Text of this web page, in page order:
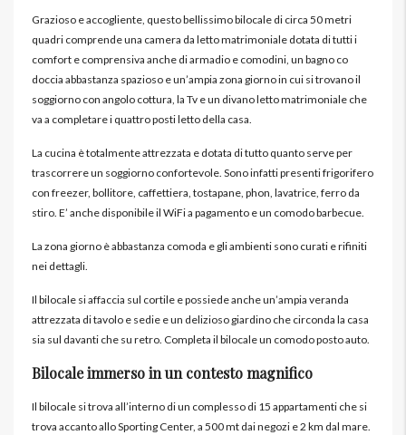
Grazioso e accogliente, questo bellissimo bilocale di circa 50 metri
quadri comprende una camera da letto matrimoniale dotata di tutti i
comfort e comprensiva anche di armadio e comodini, un bagno co
doccia abbastanza spazioso e un’ampia zona giorno in cui si trovano il
soggiorno con angolo cottura, la Tv e un divano letto matrimoniale che
va a completare i quattro posti letto della casa.
La cucina è totalmente attrezzata e dotata di tutto quanto serve per
trascorrere un soggiorno confortevole. Sono infatti presenti frigorifero
con freezer, bollitore, caffettiera, tostapane, phon, lavatrice, ferro da
stiro. E’ anche disponibile il WiFi a pagamento e un comodo barbecue.
La zona giorno è abbastanza comoda e gli ambienti sono curati e rifiniti
nei dettagli.
Il bilocale si affaccia sul cortile e possiede anche un’ampia veranda
attrezzata di tavolo e sedie e un delizioso giardino che circonda la casa
sia sul davanti che su retro. Completa il bilocale un comodo posto auto.
Bilocale immerso in un contesto magnifico
Il bilocale si trova all’interno di un complesso di 15 appartamenti che si
trova accanto allo Sporting Center, a 500 mt dai negozi e 2 km dal mare.